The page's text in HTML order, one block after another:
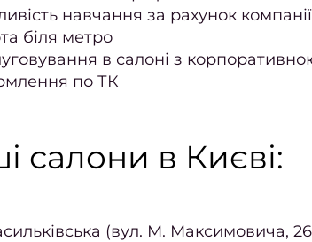
навчання за рахунок компанії
біля метро
в салоні з
по ТК
салони в Києві:
(вул. М. Максимовича,